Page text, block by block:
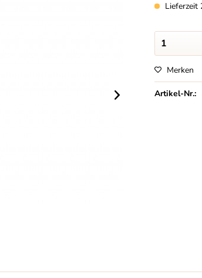
Lieferzeit
Merken
Artikel-Nr.: